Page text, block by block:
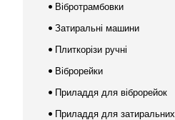
Вібротрамбовки
Затиральні машини
Плиткорізи ручні
Віброрейки
Приладдя для віброрейок
Приладдя для затиральних